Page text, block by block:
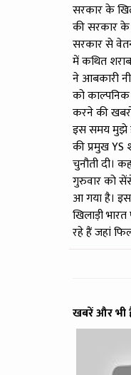
सरकार के
की सरकार के
सरकार से
में कथित
ने आबकारी
को काल्पनिक
करने की
इस समय मुझे
की प्रमुख YS
चुनौती दी।
गुरुवार को
आ गया है।
खिलाड़ी
रहे हैं जहां
खबरें और भी